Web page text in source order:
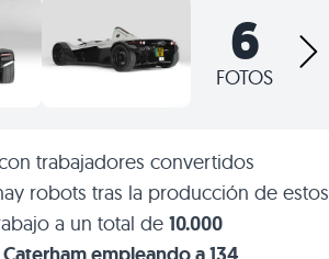
6
FOTOS
trabajadores convertidos
robots tras la producción de estos
a un total de 10.000